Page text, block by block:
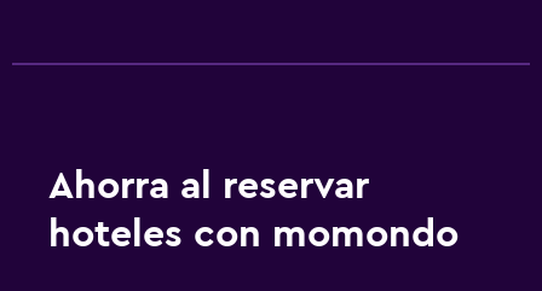
Ahorra al reservar
hoteles con momondo